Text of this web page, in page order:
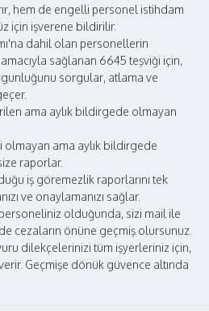
hem de engelli personel istihdam
için işverene bildirilir.
dahil olan personellerin
amacıyla sağlanan 6645 teşviği için,
sorgular, atlama ve
ama aylık bildirgede olmayan
olmayan ama aylık bildirgede
raporlar.
iş göremezlik raporlarını tek
ve onaylamanızı sağlar.
olduğunda, sizi mail ile
cezaların önüne geçmiş olursunuz.
dilekçelerinizi tüm işyerleriniz için,
Geçmişe dönük güvence altında